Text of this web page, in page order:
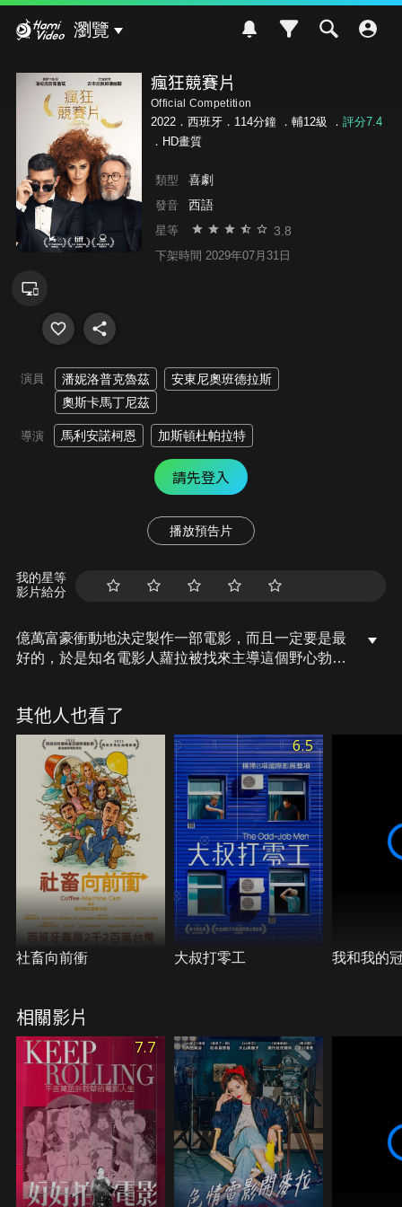
瀏覽
瘋狂競賽片
Official Competition
2022．西班牙．114分鐘 ． 輔12級 ． 評分7.4
．HD畫質
類型 喜劇
發音 西語
星等 3.8
下架時間 2029年07月31日
演員 潘妮洛普克魯茲
安東尼奧班德拉斯
奧斯卡馬丁尼茲
導演 馬利安諾柯恩 加斯頓杜帕拉特
請先登入
播放預告片
我的星等
影片給分
億萬富豪衝動地決定製作一部電影，而且一定要是最
好的，於是知名電影人蘿拉被找來主導這個野心勃勃
也是死對頭。經過蘿拉設下的一連串光怪陸離的試煉
之後，兩位演員不只要彼此正面交鋒，還要保全各自
的名聲…。
其他人也看了
社畜向前衝
6.5
大叔打零工 我和我的
相關影片
7.7